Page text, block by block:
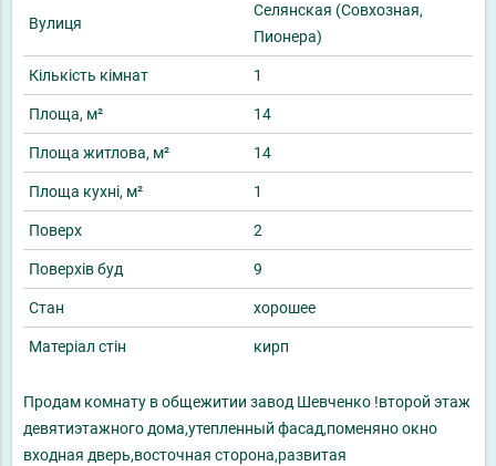
Вулиця
Селянская (Совхозная,
Пионера)
Кількість кімнат 1
Площа, м² 14
Площа житлова, м² 14
Площа кухні, м² 1
Поверх 2
Поверхів буд 9
Стан хорошее
Матеріал стін кирп
Продам комнату в общежитии завод Шевченко !второй этаж
девятиэтажного дома,утепленный фасад,поменяно окно
входная дверь,восточная сторона,развитая